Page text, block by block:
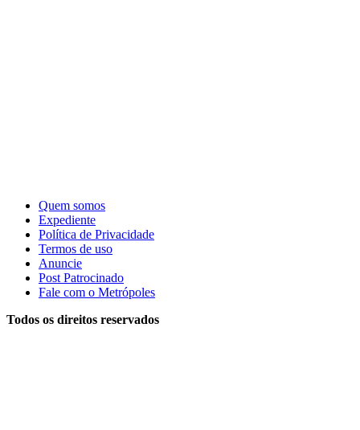
Quem somos
Expediente
Política de Privacidade
Termos de uso
Anuncie
Post Patrocinado
Fale com o Metrópoles
Todos os direitos reservados